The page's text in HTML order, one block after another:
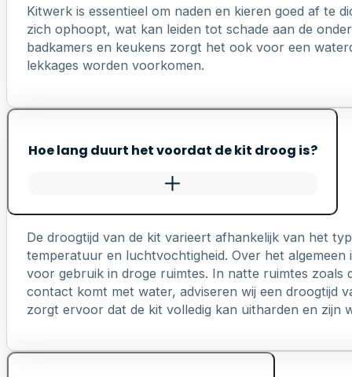
Kitwerk is essentieel om naden en kieren goed af te
zich ophoopt, wat kan leiden tot schade aan de
badkamers en keukens zorgt het ook voor een
lekkages worden voorkomen.
Hoe lang duurt het voordat de kit droog is?
De droogtijd van de kit varieert afhankelijk van het
temperatuur en luchtvochtigheid. Over het
voor gebruik in droge ruimtes. In natte ruimtes zoals
contact komt met water, adviseren wij een droogtijd
zorgt ervoor dat de kit volledig kan uitharden en zijn